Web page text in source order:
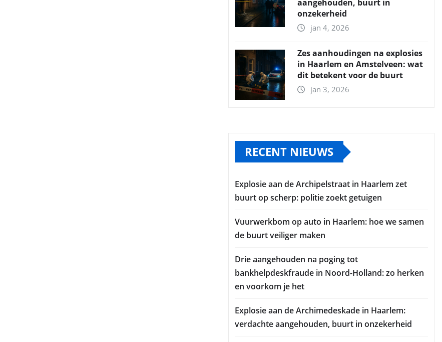
aangehouden, buurt in
onzekerheid
jan 4, 2026
Zes aanhoudingen na explosies
in Haarlem en Amstelveen: wat
dit betekent voor de buurt
jan 3, 2026
RECENT NIEUWS
Explosie aan de Archipelstraat in Haarlem zet
buurt op scherp: politie zoekt getuigen
Vuurwerkbom op auto in Haarlem: hoe we samen
de buurt veiliger maken
Drie aangehouden na poging tot
bankhelpdeskfraude in Noord-Holland: zo herken
en voorkom je het
Explosie aan de Archimedeskade in Haarlem:
verdachte aangehouden, buurt in onzekerheid